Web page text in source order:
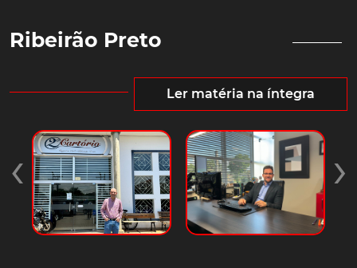
Ribeirão Preto
Ler matéria na íntegra
‹ ›